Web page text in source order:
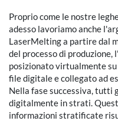
Proprio come le nostre
adesso lavoriamo anche
LaserMelting a partire dal
del processo di
posizionato virtualmente
file digitale e collegato ad
Nella fase successiva, tutti
digitalmente in strati.
informazioni stratificate